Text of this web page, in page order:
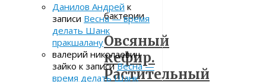
бактерии
Овсяный
кефир.
Растительный
Данилов Андрей к
записи Весна — время
делать Шанк
пракшалану
валерий николаевич
зайко к записиВесна —
время делать Шанк